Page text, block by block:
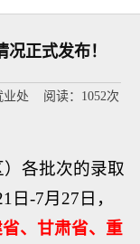
正式发布！
处 阅读： 1052次
各批次的录取
日-7月27日，
、甘肃省、重